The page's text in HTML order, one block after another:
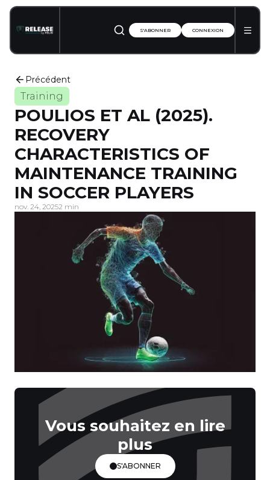
S'ABONNER CONNEXION
Précédent
Training
POULIOS ET AL (2025).
RECOVERY
CHARACTERISTICS OF
MAINTENANCE TRAINING
IN SOCCER PLAYERS
nov. 24, 20252 min
Vous souhaitez en lire
plus
S'ABONNER